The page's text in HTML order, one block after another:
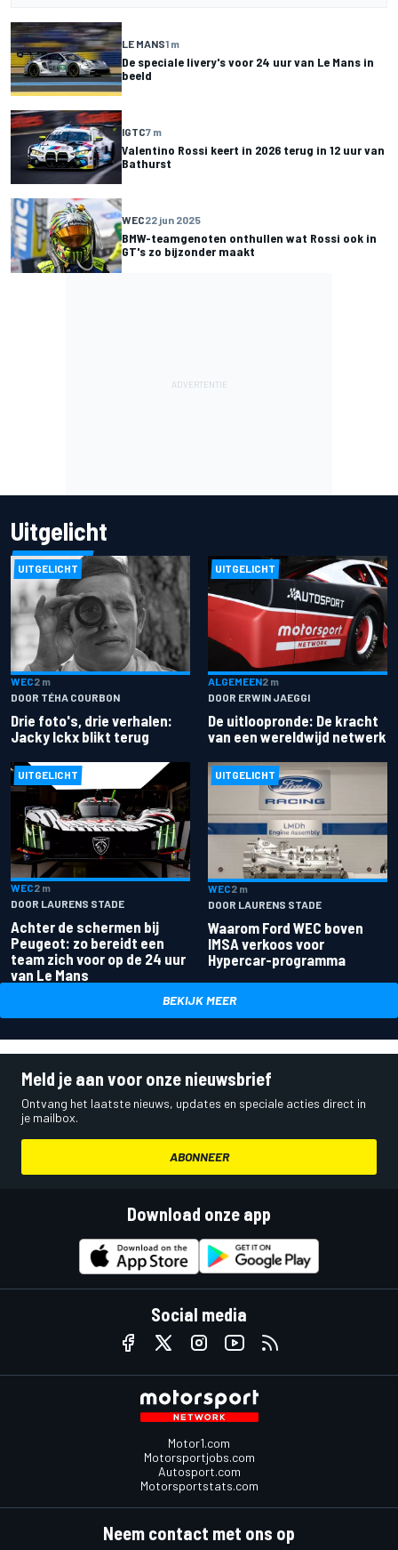
LE MANS1 m
De speciale livery's voor 24 uur van Le Mans in
beeld
IGTC7 m
Valentino Rossi keert in 2026 terug in 12 uur van
Bathurst
WEC22 jun 2025
BMW-teamgenoten onthullen wat Rossi ook in
GT's zo bijzonder maakt
Uitgelicht
UITGELICHT
WEC2 m
DOOR TÉHA COURBON
Drie foto's, drie verhalen:
Jacky Ickx blikt terug
UITGELICHT
ALGEMEEN2 m
DOOR ERWIN JAEGGI
De uitloopronde: De kracht
van een wereldwijd netwerk
UITGELICHT
WEC2 m
DOOR LAURENS STADE
Achter de schermen bij
Peugeot: zo bereidt een
team zich voor op de 24 uur
van Le Mans
UITGELICHT
WEC2 m
DOOR LAURENS STADE
Waarom Ford WEC boven
IMSA verkoos voor
Hypercar-programma
BEKIJK MEER
Meld je aan voor onze nieuwsbrief
Ontvang het laatste nieuws, updates en speciale acties direct in
je mailbox.
ABONNEER
Download onze app
Social media
Motor1.com
Motorsportjobs.com
Autosport.com
Motorsportstats.com
Neem contact met ons op